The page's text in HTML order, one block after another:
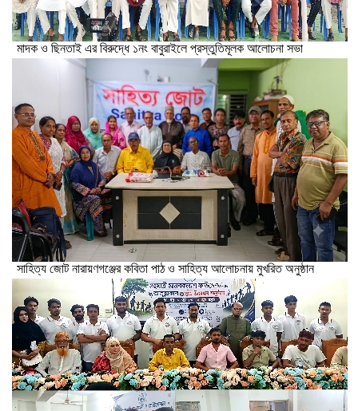
মাদক ও ছিনতাই এর বিরুদ্ধে ১নং বাবুরাইলে প্রস্তুতিমূলক আলোচনা সভা
সাহিত্য জোট নারায়ণগঞ্জের কবিতা পাঠ ও সাহিত্য আলোচনায় মুখরিত অনুষ্ঠান